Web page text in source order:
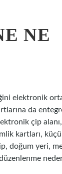
NE
elektronik
da
çip
kartları,
doğum yeri,